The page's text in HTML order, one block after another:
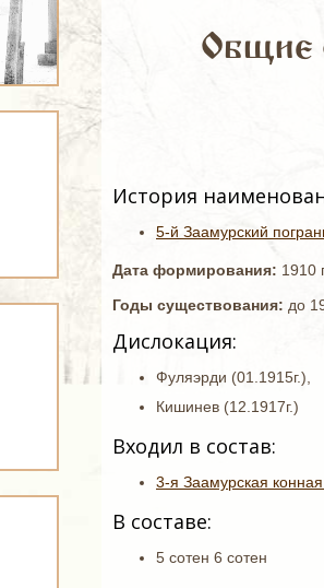
Общие
История
5-й Заамурский
Дата формирования: 1910
Годы существования: до
Дислокация:
Фуляэрди (01.1915г.),
Кишинев (12.1917г.)
Входил в состав:
3-я Заамурская конная
В составе:
5 сотен 6 сотен